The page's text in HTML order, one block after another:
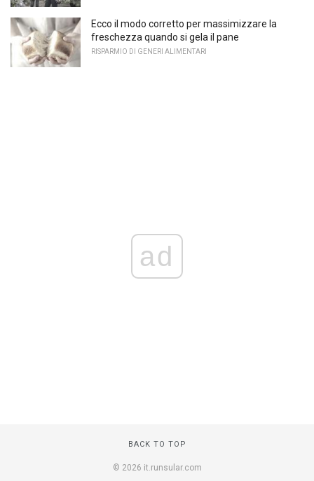
Ecco il modo corretto per massimizzare la
freschezza quando si gela il pane
RISPARMIO DI GENERI ALIMENTARI
ad
BACK TO TOP
© 2026 it.runsular.com